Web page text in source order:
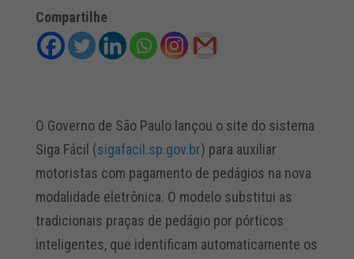
Compartilhe
O Governo de São Paulo lançou o site do sistema
Siga Fácil (sigafacil.sp.gov.br) para auxiliar
motoristas com pagamento de pedágios na nova
modalidade eletrônica. O modelo substitui as
tradicionais praças de pedágio por pórticos
inteligentes, que identificam automaticamente os